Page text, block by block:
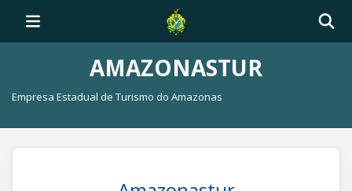
AMAZONASTUR
Empresa Estadual de Turismo do Amazonas